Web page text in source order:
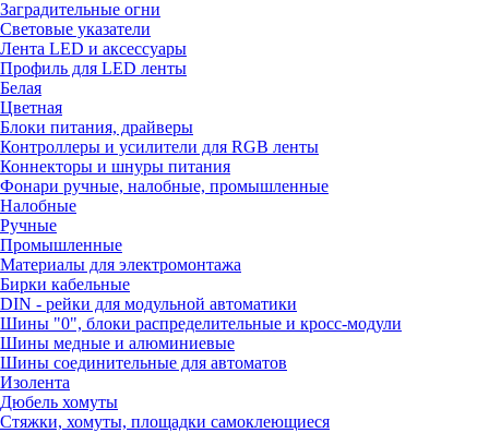
Заградительные огни
Световые указатели
Лента LED и аксессуары
Профиль для LED ленты
Белая
Цветная
Блоки питания, драйверы
Контроллеры и усилители для RGB ленты
Коннекторы и шнуры питания
Фонари ручные, налобные, промышленные
Налобные
Ручные
Промышленные
Материалы для электромонтажа
Бирки кабельные
DIN - рейки для модульной автоматики
Шины "0", блоки распределительные и кросс-модули
Шины медные и алюминиевые
Шины соединительные для автоматов
Изолента
Дюбель хомуты
Стяжки, хомуты, площадки самоклеющиеся